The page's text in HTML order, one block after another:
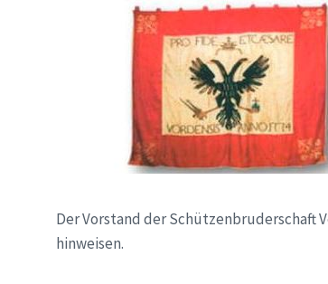
Der Vorstand der Schützenbruderschaft
hinweisen.